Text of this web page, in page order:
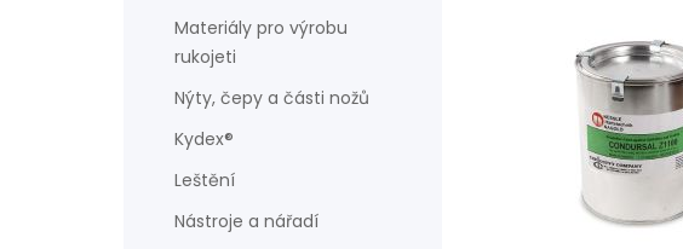
Materiály pro výrobu
rukojeti
Nýty, čepy a části nožů
Kydex®
Leštění
Nástroje a nářadí